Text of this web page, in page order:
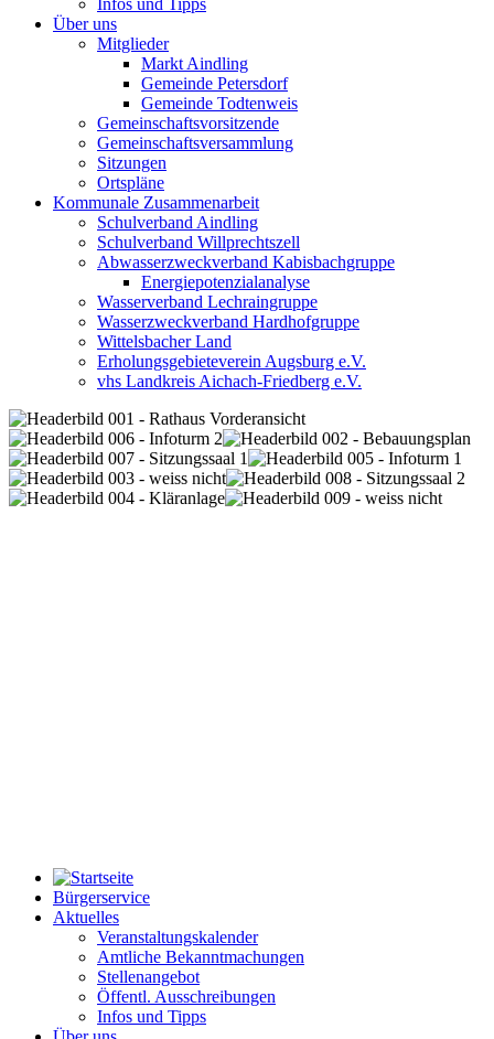
Infos und Tipps
Über uns
Mitglieder
Markt Aindling
Gemeinde Petersdorf
Gemeinde Todtenweis
Gemeinschaftsvorsitzende
Gemeinschaftsversammlung
Sitzungen
Ortspläne
Kommunale Zusammenarbeit
Schulverband Aindling
Schulverband Willprechtszell
Abwasserzweckverband Kabisbachgruppe
Energiepotenzialanalyse
Wasserverband Lechraingruppe
Wasserzweckverband Hardhofgruppe
Wittelsbacher Land
Erholungsgebieteverein Augsburg e.V.
vhs Landkreis Aichach-Friedberg e.V.
Bürgerservice
Aktuelles
Veranstaltungskalender
Amtliche Bekanntmachungen
Stellenangebot
Öffentl. Ausschreibungen
Infos und Tipps